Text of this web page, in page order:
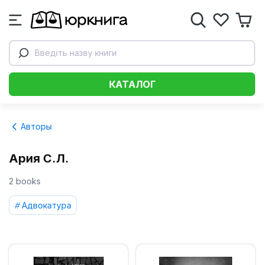
Введіть назву книги
КАТАЛОГ
Авторы
Ария С.Л.
2 books
Адвокатура